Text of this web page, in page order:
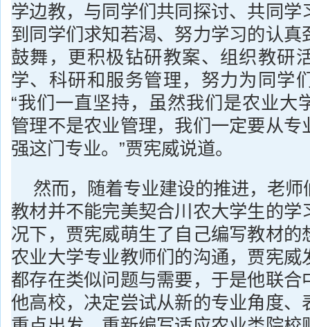
学边教，与同学们共同探讨、共同学
到同学们求知若渴、努力学习的认真
鼓舞，更积极钻研教案、组织教研
学、科研和服务管理，努力为同学
“我们一直坚持，虽然我们是农业大
管理不是农业管理，我们一定要从专
强这门专业。”贾宪威说道。
然而，随着专业建设的推进，老
教材并不能完美契合川农大学生的学
况下，贾宪威萌生了自己编写教材的
农业大学专业教师们的沟通，贾宪威
都存在类似问题与需要，于是他联合
他高校，决定尝试从新的专业角度、